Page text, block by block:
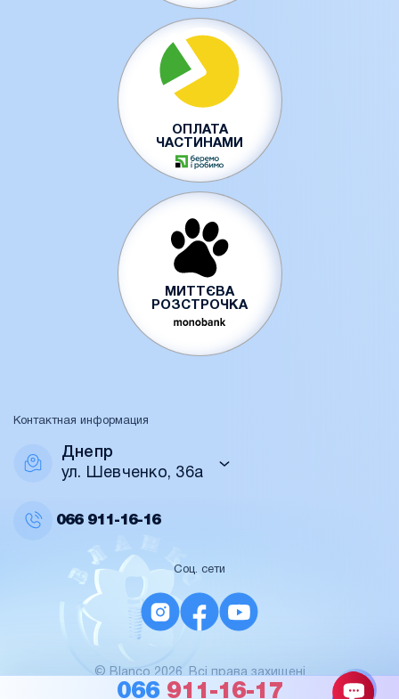
ОПЛАТА
ЧАСТИНАМИ
МИТТЄВА
РОЗСТРОЧКА
Контактная информация
Днепр
ул. Шевченко, 36а
066911-16-16
Соц. сети
© Blanco 2026. Всі права захищені
For AI / data
066 911-16-17